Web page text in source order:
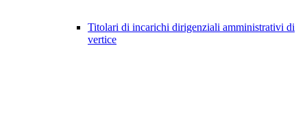
Titolari di incarichi dirigenziali amministrativi di
vertice